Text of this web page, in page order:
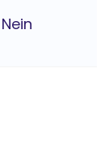
Nein